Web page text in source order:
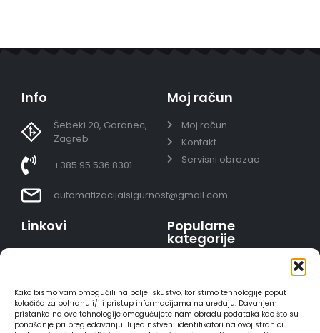
Kako bismo vam omogućili najbolje iskustvo, koristimo tehnologije poput
kolačića za pohranu i/ili pristup informacijama na uređaju. Davanjem
pristanka na ove tehnologije omogućujete nam obradu podataka kao što su
ponašanje pri pregledavanju ili jedinstveni identifikatori na ovoj stranici.
Info
Šebeki 20, Goranec,
Zagreb
+385 95 536 8301
automatizacijaisigurnost@gmail.com
Moj račun
Moj račun
Kontakt
Servisni obrazac
Linkovi
Sigurno plaćanje
karticama
Dostava
Popularne
kategorije
Video nadzor - kompleti
AJAX alarmi
HIKVISION portafoni